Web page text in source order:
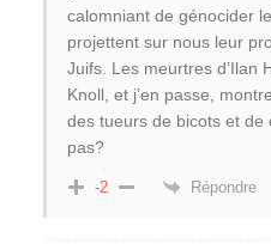
calomniant de génocider
projettent sur nous leur
Juifs. Les meurtres d’Ilan
Knoll, et j’en passe,
des tueurs de bicots et de
pas?
-2 Répondre